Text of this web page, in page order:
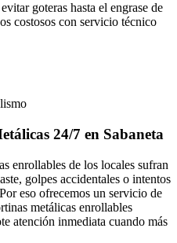
goteras hasta el engrase de
costosos con servicio técnico
24/7 en Sabaneta
enrollables de los locales sufran
golpes accidentales o intentos
eso ofrecemos un servicio de
metálicas enrollables
atención inmediata cuando más